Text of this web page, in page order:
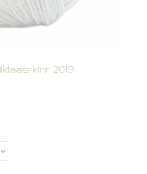
klnr 2019